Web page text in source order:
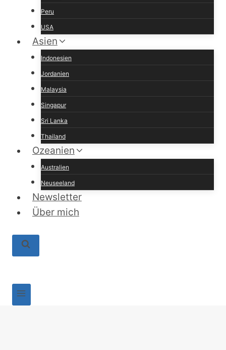
Peru
USA
Asien
Indonesien
Jordanien
Malaysia
Singapur
Sri Lanka
Thailand
Ozeanien
Australien
Neuseeland
Newsletter
Über mich